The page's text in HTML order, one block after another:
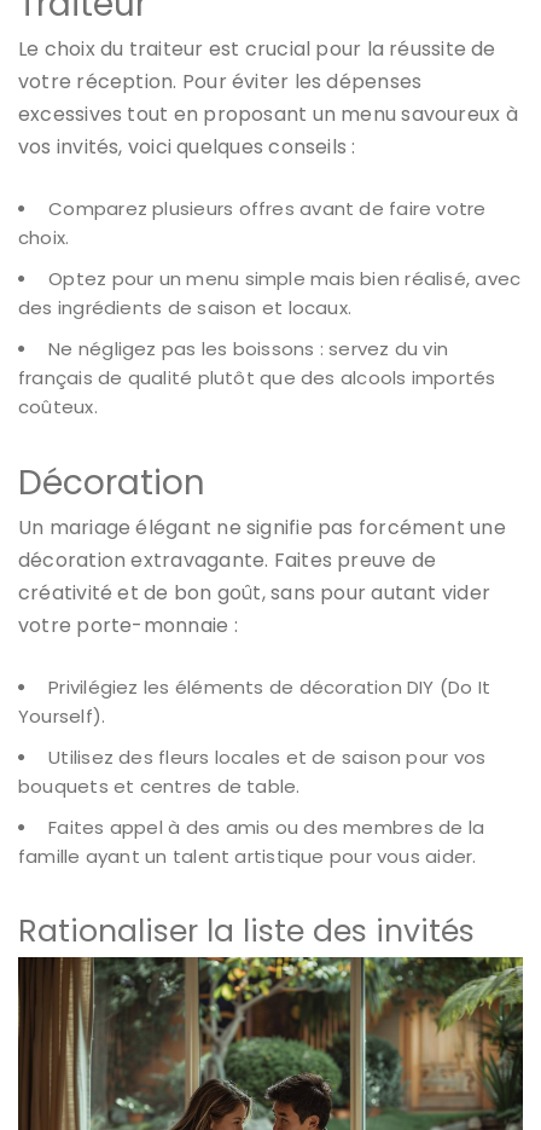
Le choix du traiteur est crucial pour la réussite de
votre réception. Pour éviter les dépenses
excessives tout en proposant un menu savoureux à
vos invités, voici quelques conseils :
Comparez plusieurs offres avant de faire votre
choix.
Optez pour un menu simple mais bien réalisé, avec
des ingrédients de saison et locaux.
Ne négligez pas les boissons : servez du vin
français de qualité plutôt que des alcools importés
coûteux.
Décoration
Un mariage élégant ne signifie pas forcément une
décoration extravagante. Faites preuve de
créativité et de bon goût, sans pour autant vider
votre porte-monnaie :
Privilégiez les éléments de décoration DIY (Do It
Yourself).
Utilisez des fleurs locales et de saison pour vos
bouquets et centres de table.
Faites appel à des amis ou des membres de la
famille ayant un talent artistique pour vous aider.
Rationaliser la liste des invités